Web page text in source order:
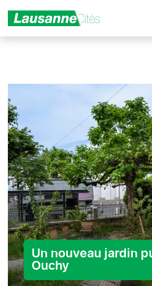
Un nouveau jardin
Ouchy